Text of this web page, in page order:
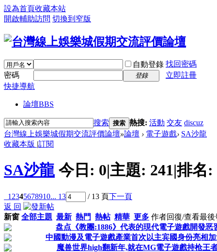
設為首頁收藏本站
開啟輔助訪問 切換到窄版
自動登錄 找回密碼
密碼
登錄
立即註冊
快捷導航
論壇BBS
搜索 搜索 熱搜: 活動 交友 discuz
台灣線上娛樂城假期交流評價論壇»論壇 › 電子遊戲› SA沙龍
收藏本版 |訂閱
SA沙龍 今日: 0|主題: 241|排名:
1 2345678910... 13 / 13 頁下一頁
返 回
新窗 全部主題 最新 熱門 熱帖 精華 更多 作者回復/查看最後
盘点《教團:1886》代表的現代電子遊戲開發恶
中國動漫及電子遊戲產業首次以主宾國身份亮相
魔兽世界high翻新年,就在MG電子遊戲持枪王